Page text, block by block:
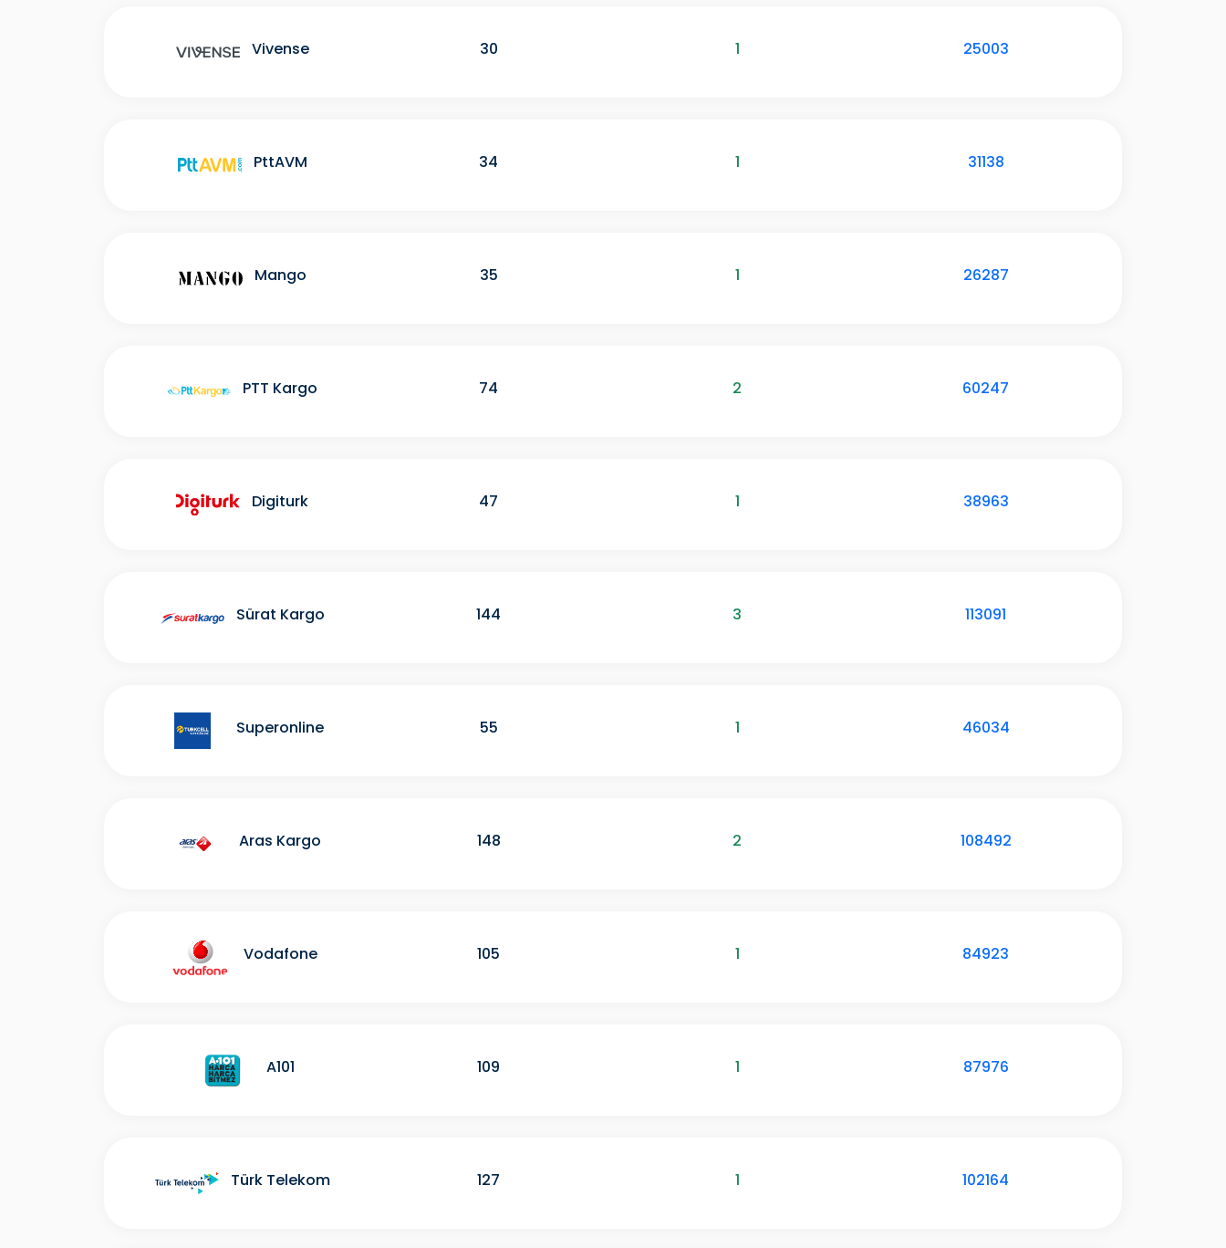
Vivense 30 1 25003
PttAVM 34 1 31138
Mango 35 1 26287
PTT Kargo 74 2 60247
Digiturk 47 1 38963
Sürat Kargo 144 3 113091
Superonline 55 1 46034
Aras Kargo 148 2 108492
Vodafone 105 1 84923
A101 109 1 87976
Türk Telekom 127 1 102164